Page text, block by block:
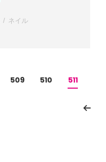
ネイル
509 510 511